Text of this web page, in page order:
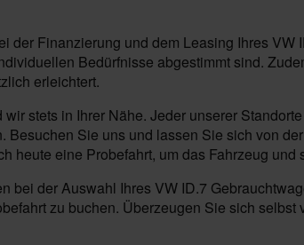
der Finanzierung und dem Leasing Ihres
Bedürfnisse abgestimmt sind.
erleichtert.
stets in Ihrer Nähe. Jeder unserer
Sie uns und lassen Sie sich von
heute eine Probefahrt, um das Fahrzeug und
bei der Auswahl Ihres VW ID.7
zu buchen. Überzeugen Sie sich